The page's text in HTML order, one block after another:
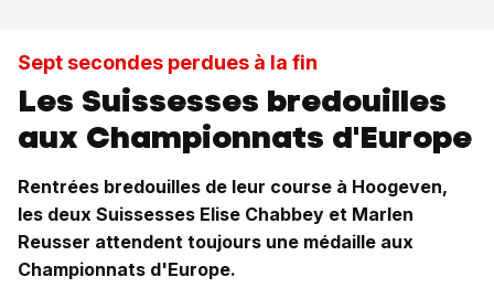
Sept secondes perdues à la fin
Les Suissesses bredouilles
aux Championnats d'Europe
Rentrées bredouilles de leur course à Hoogeven,
les deux Suissesses Elise Chabbey et Marlen
Reusser attendent toujours une médaille aux
Championnats d'Europe.